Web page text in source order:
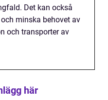
Det kan också
minska behovet av
och transporter av
här